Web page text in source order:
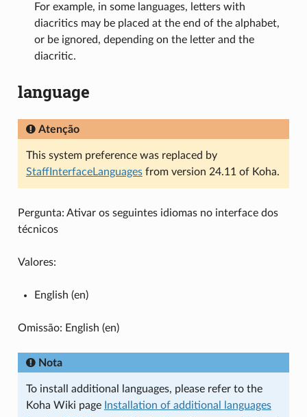
For example, in some languages, letters with
diacritics may be placed at the end of the alphabet,
or be ignored, depending on the letter and the
diacritic.
language
Atenção
This system preference was replaced by
StaffInterfaceLanguagesfrom version 24.11 of Koha.
Pergunta: Ativar os seguintes idiomas no interface dos
técnicos
Valores:
English (en)
Omissão: English (en)
Nota
To install additional languages, please refer to the
Koha Wiki page Installation of additional languages